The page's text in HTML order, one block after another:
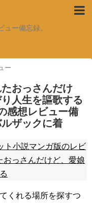
ー備忘録。
ー
おっさんだけ
人生を謳歌する
感想レビュー備
ザックに着
ト小説マンガ版のレビ
おっさんだけど、愛娘
くれる場所を探すつ